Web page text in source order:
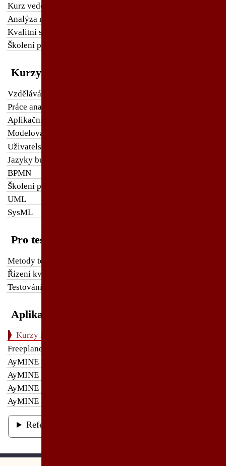
Kurz vedení projektů
Analýza nákladů a výnosů
Kvalitní smlouva na software
Školení projektového řízení v AyMINE
Kurzy pro analytiky
Vzdělávání program analýzy
Práce analytika podle BABOK
Aplikační architektura
Modelování enterprise architektury
Uživatelský zážitek při návrhu aplikace
Jazyky business analýzy
BPMN
Školení procesní analýzy
UML
SysML
Pro testovací tým
Metody testování
Řízení kvality při vývoji a testování
Testování software podle ISO 29119
Aplikace
Kurzy k Enterprise Architect
Freeplane
AyMINE pro uživatele
AyMINE pro projektový tým
AyMINE pro administrátory
AyMINE Framework
Reference